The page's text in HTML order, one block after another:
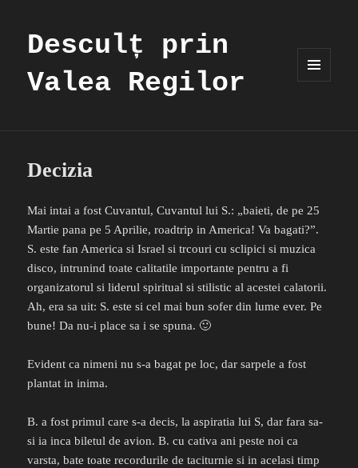
Desculț prin
Valea Regilor
Decizia
Mai intai a fost Cuvantul, Cuvantul lui S.: „baieti, de pe 25
Martie pana pe 5 Aprilie, roadtrip in America! Va bagati?”.
S. este fan America si Israel si trcouri cu sclipici si muzica
disco, intrunind toate calitatile importante pentru a fi
organizatorul si liderul spiritual si stilistic al acestei calatorii.
Ah, era sa uit: S. este si cel mai bun sofer din lume ever. Pe
bune! Da nu-i place sa i se spuna. 🙂
Evident ca nimeni nu s-a bagat pe loc, dar sarpele a fost
plantat in inima.
B. a fost primul care s-a decis, la aspiratia lui S, dar fara sa-
si ia inca biletul de avion. B. cu cativa ani peste noi ca
varsta, bate toate recordurile de taciturnie si in acelasi timp